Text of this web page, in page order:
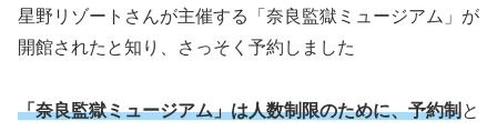
星野リゾートさんが主催する「奈良監獄ミュージアム」が
開館されたと知り、さっそく予約しました
「奈良監獄ミュージアム」は人数制限のために、予約制と